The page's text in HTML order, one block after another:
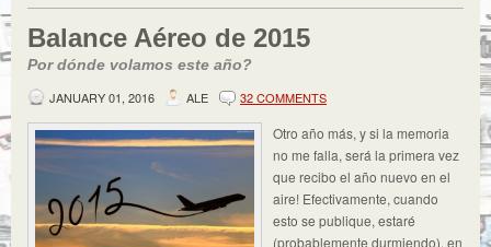
Balance Aéreo de 2015
Por dónde volamos este año?
JANUARY 01, 2016
ALE 32 COMMENTS
Otro año más, y si la memoria
no me falla, será la primera vez
que recibo el año nuevo en el
aire! Efectivamente, cuando
esto se publique, estaré
(probablemente durmiendo), en